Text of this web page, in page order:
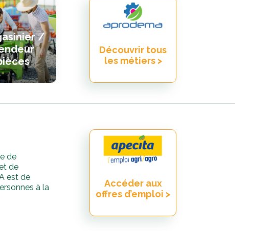
/
Découvrir tous
les métiers >
de
de
est de
à la
Accéder aux
offres d’emploi >